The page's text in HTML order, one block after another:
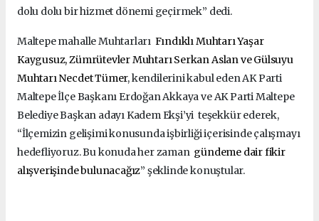
dolu dolu bir hizmet dönemi geçirmek” dedi.
Maltepe mahalle Muhtarları Fındıklı Muhtarı Yaşar
Kaygusuz, Zümrütevler Muhtarı Serkan Aslan ve Gülsuyu
Muhtarı Necdet Tümer, kendilerini kabul eden AK Parti
Maltepe İlçe Başkanı Erdoğan Akkaya ve AK Parti Maltepe
Belediye Başkan adayı Kadem Ekşi’yi teşekkür ederek,
“İlçemizin gelişimi konusunda işbirliği içerisinde çalışmayı
hedefliyoruz. Bu konuda her zaman gündeme dair fikir
alışverişinde bulunacağız” şeklinde konuştular.